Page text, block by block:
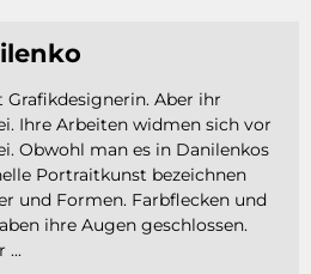
Aber ihr
Ihre Arbeiten widmen sich vor
Obwohl man es in Danilenkos
Portraitkunst bezeichnen
und Formen. Farbflecken und
ihre Augen geschlossen.
...